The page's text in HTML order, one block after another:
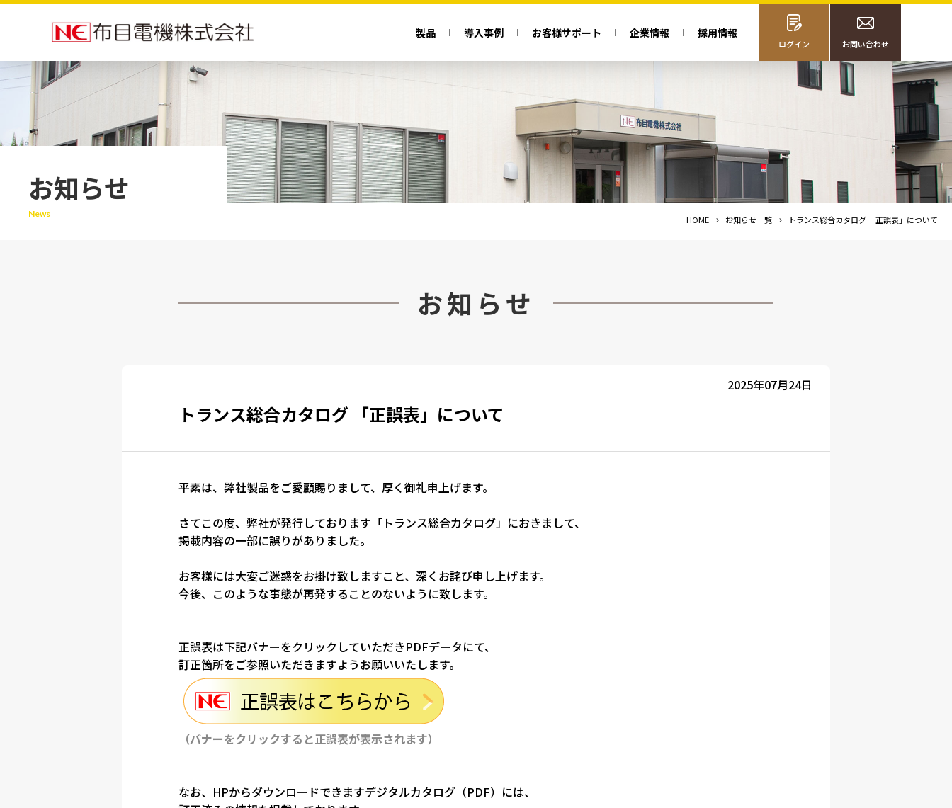
製品 導入事例 お客様サポート 企業情報 採用情報
ログイン お問い合わせ
お知らせ
News
HOME お知らせ一覧 トランス総合カタログ 「正誤表」について
お知らせ
2025年07月24日
トランス総合カタログ 「正誤表」について
平素は、弊社製品をご愛顧賜りまして、厚く御礼申上げます。
さてこの度、弊社が発行しております「トランス総合カタログ」におきまして、
掲載内容の一部に誤りがありました。
お客様には大変ご迷惑をお掛け致しますこと、深くお詫び申し上げます。
今後、このような事態が再発することのないように致します。
正誤表は下記バナーをクリックしていただきPDFデータにて、
訂正箇所をご参照いただきますようお願いいたします。
（バナーをクリックすると正誤表が表示されます）
なお、HPからダウンロードできますデジタルカタログ（PDF）には、